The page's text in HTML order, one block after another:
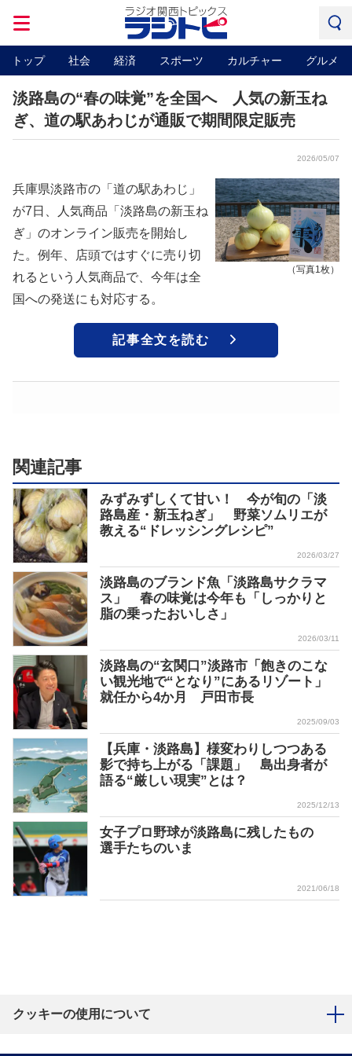
トップ 社会 経済 スポーツ カルチャー グルメ
淡路島の“春の味覚”を全国へ 人気の新玉ね
ぎ、道の駅あわじが通販で期間限定販売
2026/05/07
（写真1枚）
兵庫県淡路市の「道の駅あわじ」
が7日、人気商品「淡路島の新玉ね
ぎ」のオンライン販売を開始し
た。例年、店頭ではすぐに売り切
れるという人気商品で、今年は全
国への発送にも対応する。
記事全文を読む
関連記事
みずみずしくて甘い！ 今が旬の「淡
路島産・新玉ねぎ」 野菜ソムリエが
教える“ドレッシングレシピ”
2026/03/27
淡路島のブランド魚「淡路島サクラマ
ス」 春の味覚は今年も「しっかりと
脂の乗ったおいしさ」
2026/03/11
淡路島の“玄関口”淡路市「飽きのこな
い観光地で“となり”にあるリゾート」
就任から4か月 戸田市長
2025/09/03
【兵庫・淡路島】様変わりしつつある
影で持ち上がる「課題」 島出身者が
語る“厳しい現実”とは？
2025/12/13
女子プロ野球が淡路島に残したもの
選手たちのいま
2021/06/18
クッキーの使用について